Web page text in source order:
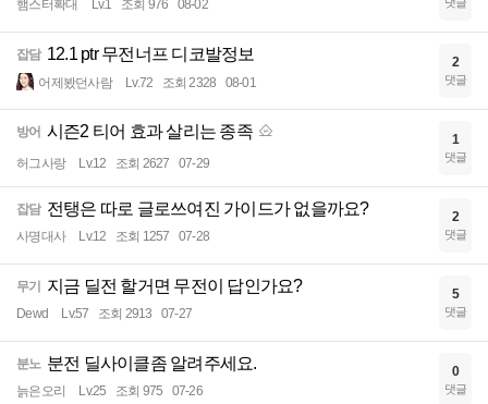
햄스터확대 Lv.1 조회 976 08-02
잡담 12.1 ptr 무전너프 디코발정보
어제봤던사람 Lv.72 조회 2328 08-01
2
댓글
방어 시즌2 티어 효과 살리는 종족
허그사랑 Lv.12 조회 2627 07-29
1
댓글
잡담 전탱은 따로 글로쓰여진 가이드가 없을까요?
사명대사 Lv.12 조회 1257 07-28
2
댓글
무기 지금 딜전 할거면 무전이 답인가요?
Dewd Lv.57 조회 2913 07-27
5
댓글
분노 분전 딜사이클좀 알려주세요.
늙은오리 Lv.25 조회 975 07-26
0
댓글